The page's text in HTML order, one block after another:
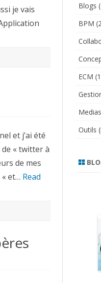
je vais
et j’ai été
« twitter à
de mes
et… Read
Blogs
BPM
ECM
Outils